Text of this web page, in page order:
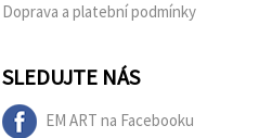
Doprava a platební podmínky
SLEDUJTE NÁS
EM ART na Facebooku